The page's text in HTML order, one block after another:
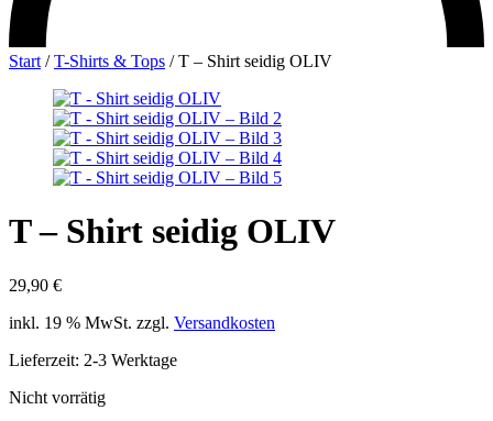
Start /T-Shirts & Tops /T – Shirt seidig OLIV
T – Shirt seidig OLIV
29,90 €
inkl. 19 % MwSt. zzgl. Versandkosten
Lieferzeit: 2-3 Werktage
Nicht vorrätig